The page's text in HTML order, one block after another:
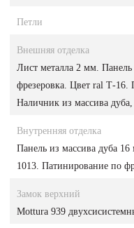
Петли
Внешняя отделка
Лист металла 2 мм.
фрезеровка. Цвет ral Т-16.
Наличник из массива дуба,
Внутренняя отделка
Панель из массива дуба
1013. Патинирование по
Замок верхний
Mottura 939